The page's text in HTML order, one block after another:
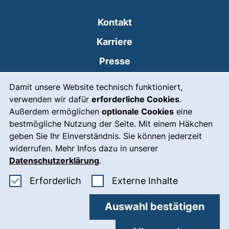
Damit unsere Website technisch funktioniert,
verwenden wir dafür erforderliche Cookies.
Außerdem ermöglichen optionale Cookies eine
bestmögliche Nutzung der Seite. Mit einem Häkchen
geben Sie Ihr Einverständnis. Sie können jederzeit
widerrufen. Mehr Infos dazu in unserer
Datenschutzerklärung.
Erforderlich Erforderliche Cookies akzeptieren
Externe Inhalte: Externe
Auswahl bestätigen
Kontakt
Karriere
Presse
Leichte Sprache
Gebärdensprache
Notfall(externer Link, öffnet
Impressum
Barrierefreiheit
Datenschutz